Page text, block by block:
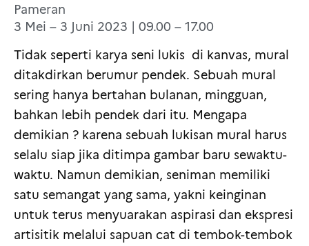
Pameran
3 Mei – 3 Juni 2023 | 09.00 – 17.00
Tidak seperti karya seni lukis di kanvas, mural
ditakdirkan berumur pendek. Sebuah mural
sering hanya bertahan bulanan, mingguan,
bahkan lebih pendek dari itu. Mengapa
demikian ? karena sebuah lukisan mural harus
selalu siap jika ditimpa gambar baru sewaktu-
waktu. Namun demikian, seniman memiliki
satu semangat yang sama, yakni keinginan
untuk terus menyuarakan aspirasi dan ekspresi
artisitik melalui sapuan cat di tembok-tembok